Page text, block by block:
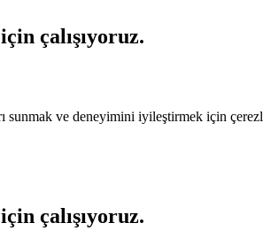
çalışıyoruz.
sunmak ve deneyimini iyileştirmek için
çalışıyoruz.